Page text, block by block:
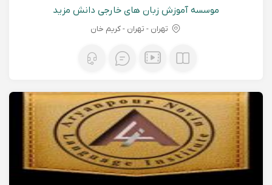
موسسه آموزش زبان های خارجی دانش مزید
تهران - تهران - کریم خان